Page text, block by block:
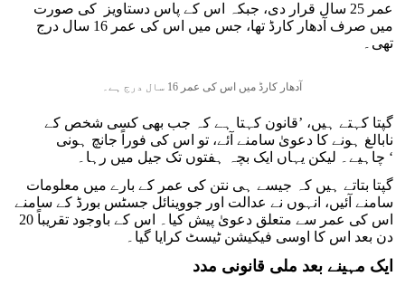
عمر 25 سال قرار دی، جبکہ اس کے پاس دستاویز کی صورت
میں صرف آدھار کارڈ تھا، جس میں اس کی عمر 16 سال درج
تھی۔
آدھار کارڈ میں اس کی عمر 16 سال درج ہے۔
گپتا کہتے ہیں، ’قانون کہتا ہے کہ جب بھی کسی شخص کے
نابالغ ہونے کا دعویٰ سامنے آئے، تو اس کی فوراً جانچ ہونی
چاہیے۔ لیکن یہاں ایک بچہ ہفتوں تک جیل میں رہا۔ ‘
گپتا بتاتے ہیں کہ جیسے ہی نتن کی عمر کے بارے میں معلومات
سامنے آئیں، انہوں نے عدالت اور جووینائل جسٹس بورڈ کے سامنے
اس کی عمر سے متعلق دعویٰ پیش کیا۔ اس کے باوجود تقریباً 20
دن بعد اس کا اوسی فیکیشن ٹیسٹ کرایا گیا۔
ایک مہینے بعد ملی قانونی مدد